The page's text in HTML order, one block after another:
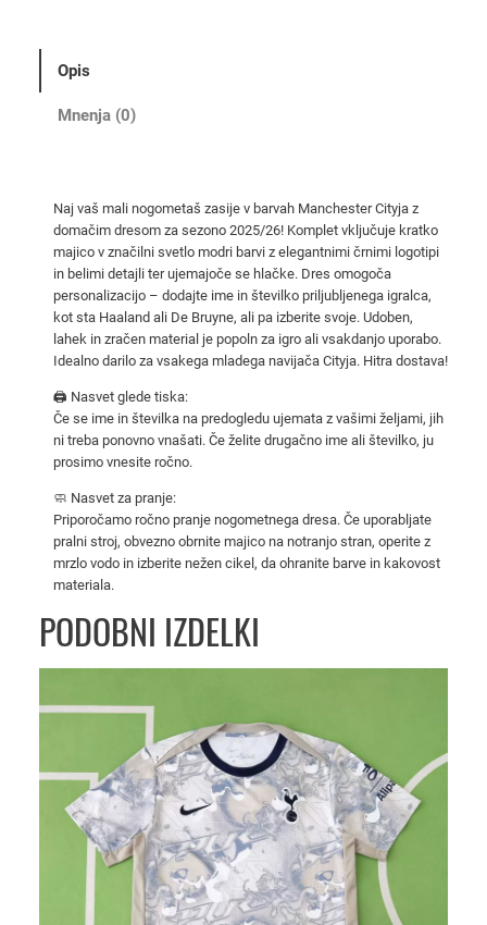
C
Opis
Mnenja (0)
Naj vaš mali nogometaš zasije v barvah Manchester Cityja z
domačim dresom za sezono 2025/26! Komplet vključuje kratko
majico v značilni svetlo modri barvi z elegantnimi črnimi logotipi
in belimi detajli ter ujemajoče se hlačke. Dres omogoča
personalizacijo – dodajte ime in številko priljubljenega igralca,
kot sta Haaland ali De Bruyne, ali pa izberite svoje. Udoben,
lahek in zračen material je popoln za igro ali vsakdanjo uporabo.
Idealno darilo za vsakega mladega navijača Cityja. Hitra dostava!
🖨️ Nasvet glede tiska:
Če se ime in številka na predogledu ujemata z vašimi željami, jih
ni treba ponovno vnašati. Če želite drugačno ime ali številko, ju
prosimo vnesite ročno.
🧼 Nasvet za pranje:
Priporočamo ročno pranje nogometnega dresa. Če uporabljate
pralni stroj, obvezno obrnite majico na notranjo stran, operite z
mrzlo vodo in izberite nežen cikel, da ohranite barve in kakovost
materiala.
PODOBNI IZDELKI